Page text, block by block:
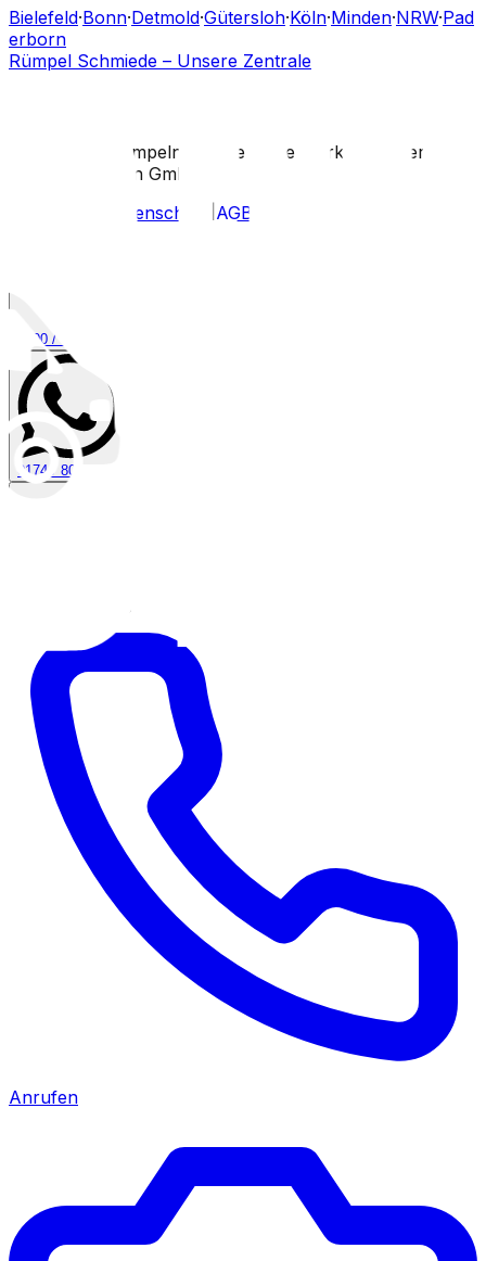
Bielefeld·Bonn·Detmold·Gütersloh·Köln·Minden·NRW·Pad
erborn
Rümpel Schmiede – Unsere Zentrale
entruempeln-nrw.de
Eine Marke der Wertvoll
Dienstleistungen GmbH
Datenschutz AGB
0800 / 006 0970
0174 / 808 30 23
Anrufen